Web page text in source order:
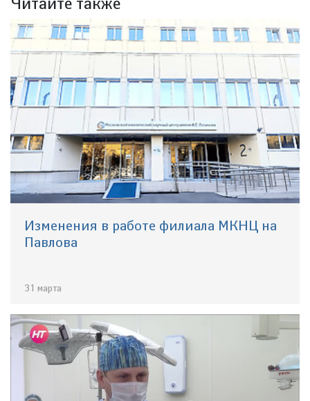
Изменения в работе филиала МКНЦ на
Павлова
31 марта